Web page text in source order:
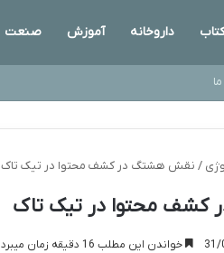
کتاب داروخانه آموزش صنعت
/ نقش هشتگ در کشف محتوا در تیک تاک
محتوا در تیک تاک
خواندن این مطلب 16 دقیقه زمان میبرد